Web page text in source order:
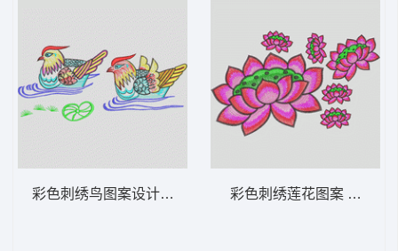
彩色刺绣鸟图案设计 鸳鸯 彩色刺绣莲花图案 莲花